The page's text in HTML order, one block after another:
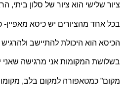
ציור שלישי הוא ציור של סלון
בכל אחד מהציורים יש כיסא מאפיין-
הכיסא הוא היכולת להתיישב
בשלושת המקומות אני מרגישה שאני
מקום” כמטאפורה למקום בלב,